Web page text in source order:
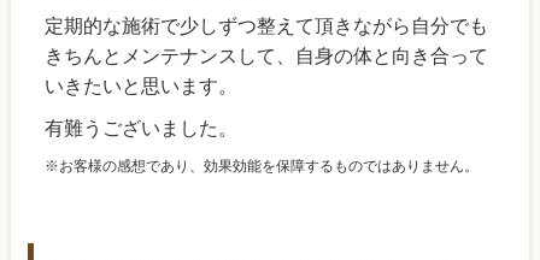
定期的な施術で少しずつ整えて頂きながら自分でも
きちんとメンテナンスして、自身の体と向き合って
いきたいと思います。
有難うございました。
※お客様の感想であり、効果効能を保障するものではありません。